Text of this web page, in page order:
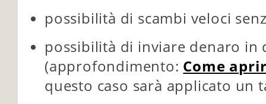
possibilità di scambi veloci
possibilità di inviare denaro in
(approfondimento: Come
questo caso sarà applicato un